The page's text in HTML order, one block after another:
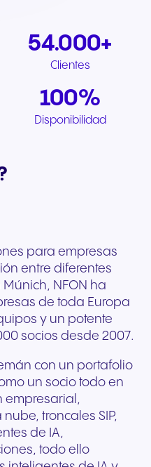
54.000+
Clientes
100%
Disponibilidad
para empresas
entre diferentes
NFON ha
de toda Europa
y un potente
socios desde 2007.
con un portafolio
un socio todo en
empresarial,
troncales SIP,
de IA,
todo ello